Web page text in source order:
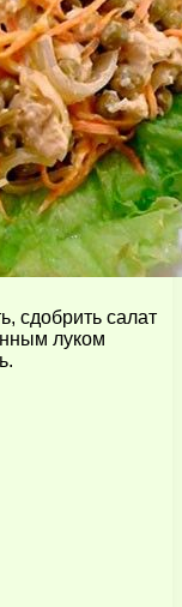
сдобрить салат
луком